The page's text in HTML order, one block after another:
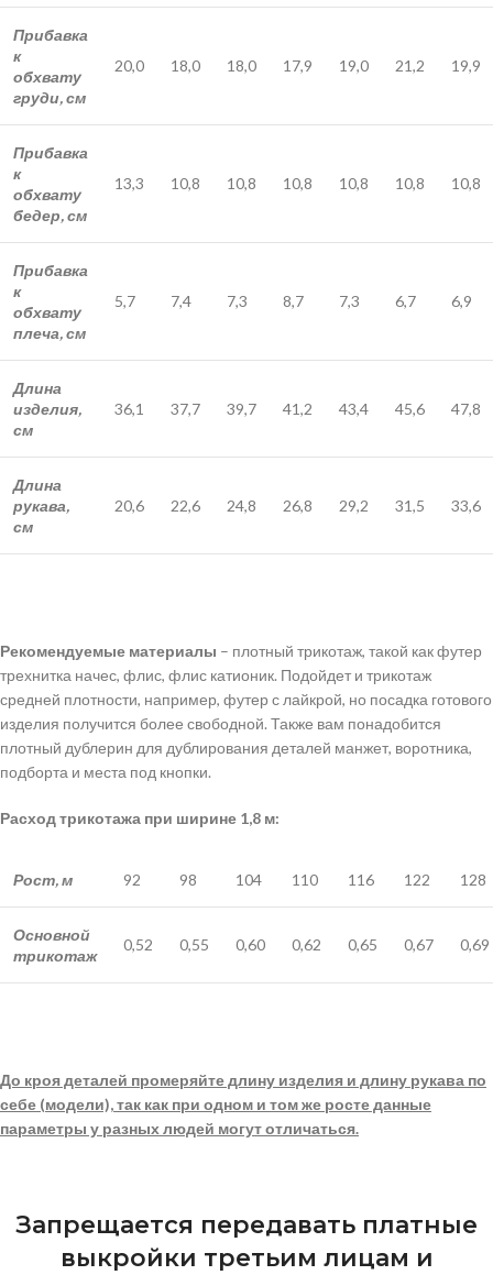
Прибавка
к
обхвату
груди, см
20,0 18,0 18,0 17,9 19,0 21,2 19,9
Прибавка
к
обхвату
бедер, см
13,3 10,8 10,8 10,8 10,8 10,8 10,8
Прибавка
к
обхвату
плеча, см
5,7 7,4 7,3 8,7 7,3 6,7 6,9
Длина
изделия,
см
36,1 37,7 39,7 41,2 43,4 45,6 47,8
Длина
рукава,
см
20,6 22,6 24,8 26,8 29,2 31,5 33,6
Рекомендуемые материалы – плотный трикотаж, такой как футер
трехнитка начес, флис, флис катионик. Подойдет и трикотаж
средней плотности, например, футер с лайкрой, но посадка готового
изделия получится более свободной. Также вам понадобится
плотный дублерин для дублирования деталей манжет, воротника,
подборта и места под кнопки.
Расход трикотажа при ширине 1,8 м:
Рост, м 92 98 104 110 116 122 128
Основной
трикотаж
0,52 0,55 0,60 0,62 0,65 0,67 0,69
До кроя деталей промеряйте длину изделия и длину рукава по
себе (модели), так как при одном и том же росте данные
параметры у разных людей могут отличаться.
Запрещается передавать платные
выкройки третьим лицам и